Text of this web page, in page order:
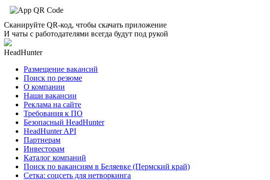
Сканируйте QR-код, чтобы скачать приложение
И чаты с работодателями всегда будут под рукой
HeadHunter
Размещение вакансий
Поиск по резюме
О компании
Наши вакансии
Реклама на сайте
Требования к ПО
Безопасный HeadHunter
HeadHunter API
Партнерам
Инвесторам
Каталог компаний
Поиск по вакансиям в Беляевке (Пермский край)
Сетка: соцсеть для нетворкинга